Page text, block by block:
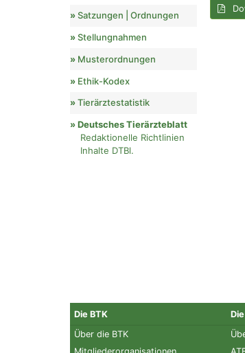
Satzungen | Ordnungen
Stellungnahmen
Musterordnungen
Ethik-Kodex
Tierärztestatistik
Deutsches Tierärzteblatt
Redaktionelle Richtlinien
Inhalte DTBl.
Die BTK
Über die BTK